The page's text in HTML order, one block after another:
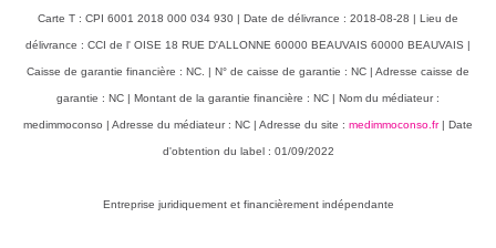
Carte T : CPI 6001 2018 000 034 930 | Date de délivrance : 2018-08-28 | Lieu de
délivrance : CCI de l' OISE 18 RUE D'ALLONNE 60000 BEAUVAIS 60000 BEAUVAIS |
Caisse de garantie financière : NC. | N° de caisse de garantie : NC | Adresse caisse de
garantie : NC | Montant de la garantie financière : NC | Nom du médiateur :
medimmoconso | Adresse du médiateur : NC | Adresse du site : medimmoconso.fr| Date
d'obtention du label : 01/09/2022
Entreprise juridiquement et financièrement indépendante